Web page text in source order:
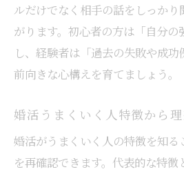
ルだけでなく相手の話をしっか
がります。初心者の方は「自分
し、経験者は「過去の失敗や成功
前向きな心構えを育てましょう。
婚活うまくいく人特徴から
婚活がうまくいく人の特徴を知
を再確認できます。代表的な特